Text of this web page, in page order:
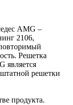
AMG –
2106,
Решетка
является
решетки
продукта.